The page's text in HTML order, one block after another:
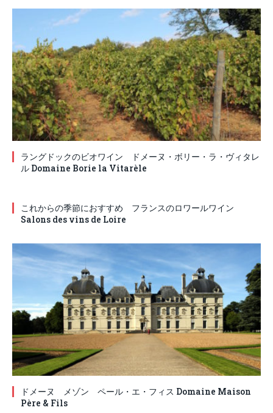
ラングドックのビオワイン ドメーヌ・ボリー・ラ・ヴィタレ
ル Domaine Borie la Vitarèle
これからの季節におすすめ フランスのロワールワイン
Salons des vins de Loire
ドメーヌ メゾン ペール・エ・フィス Domaine Maison
Père & Fils